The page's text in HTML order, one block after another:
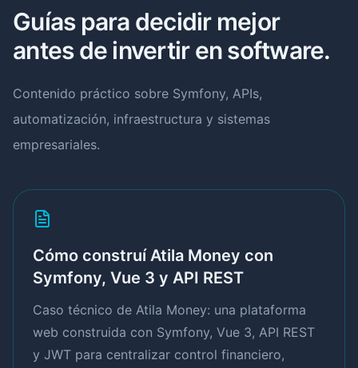
Guías para decidir mejor
antes de invertir en software.
Contenido práctico sobre Symfony, APIs,
automatización, infraestructura y sistemas
empresariales.
Cómo construí Atila Money con
Symfony, Vue 3 y API REST
Caso técnico de Atila Money: una plataforma
web construida con Symfony, Vue 3, API REST
y JWT para centralizar control financiero,